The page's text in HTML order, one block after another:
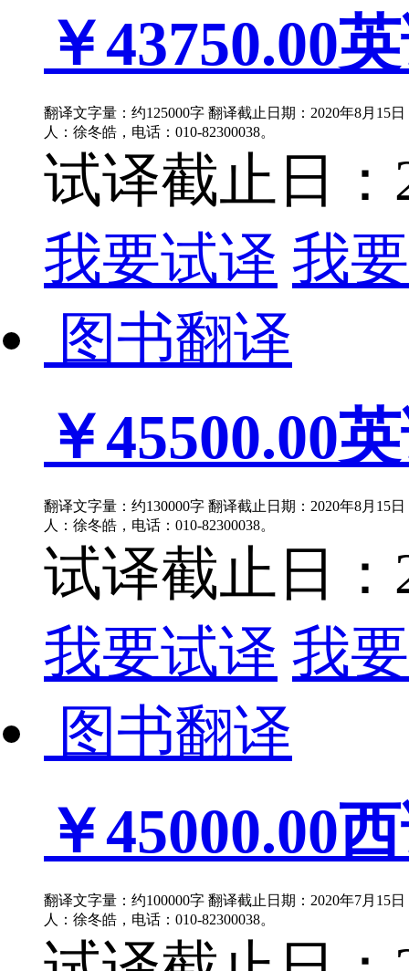
￥43750.00
翻译文字量：约125000字 翻译截止日期：2020年8月15
人：徐冬皓，电话：010-82300038。
试译截止日：
我要试译 我
图书翻译
￥45500.00
翻译文字量：约130000字 翻译截止日期：2020年8月15
人：徐冬皓，电话：010-82300038。
试译截止日：
我要试译 我
图书翻译
￥45000.00
翻译文字量：约100000字 翻译截止日期：2020年7月15
人：徐冬皓，电话：010-82300038。